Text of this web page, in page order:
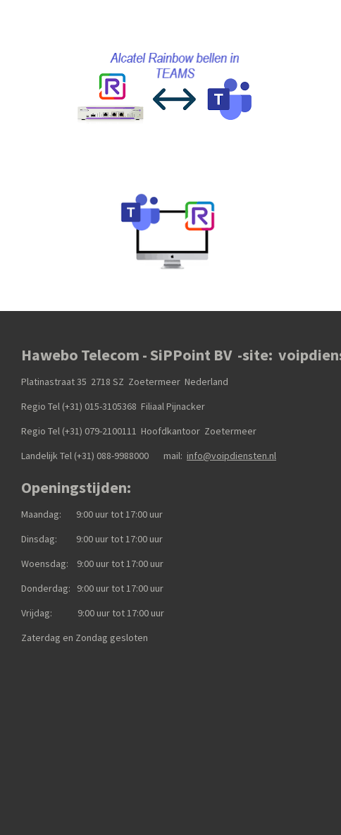
Hawebo Telecom - SiPPoint BV -site:
Platinastraat 35 2718 SZ Zoetermeer Nederland
Regio Tel (+31) 015-3105368 Filiaal Pijnacker
Regio Tel (+31) 079-2100111 Hoofdkantoor Zoetermeer
Landelijk Tel (+31) 088-9988000 mail: info@voipdiensten.nl
Openingstijden:
Maandag: 9:00 uur tot 17:00 uur
Dinsdag: 9:00 uur tot 17:00 uur
Woensdag: 9:00 uur tot 17:00 uur
Donderdag: 9:00 uur tot 17:00 uur
Vrijdag: 9:00 uur tot 17:00 uur
Zaterdag en Zondag gesloten